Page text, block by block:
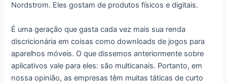
Nordstrom. Eles gostam de produtos físicos e digitais.
É uma geração que gasta cada vez mais sua renda
discricionária em coisas como downloads de jogos para
aparelhos móveis. O que dissemos anteriormente sobre
aplicativos vale para eles: são multicanais. Portanto, em
nossa opinião, as empresas têm muitas táticas de curto